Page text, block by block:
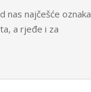
nas najčešće oznaka
a rjeđe i za